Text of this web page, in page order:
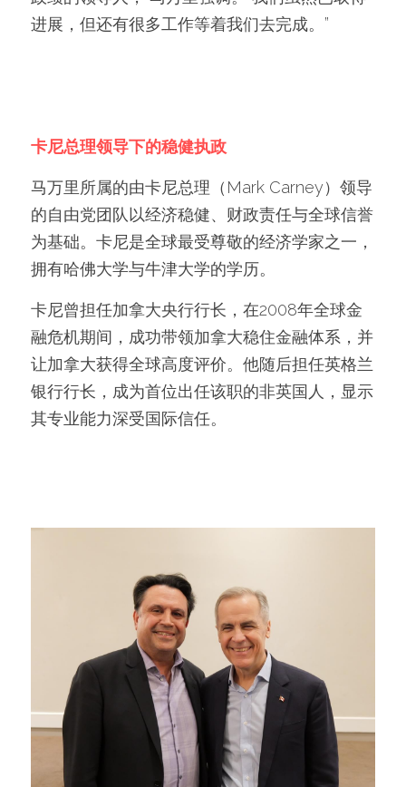
进展，但还有很多工作等着我们去完成。”
卡尼总理领导下的稳健执政
马万里所属的由卡尼总理（Mark Carney）领导
的自由党团队以经济稳健、财政责任与全球信誉
为基础。卡尼是全球最受尊敬的经济学家之一，
拥有哈佛大学与牛津大学的学历。
卡尼曾担任加拿大央行行长，在2008年全球金
融危机期间，成功带领加拿大稳住金融体系，并
让加拿大获得全球高度评价。他随后担任英格兰
银行行长，成为首位出任该职的非英国人，显示
其专业能力深受国际信任。